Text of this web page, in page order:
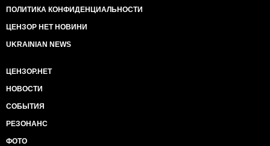
ПОЛИТИКА КОНФИДЕНЦИАЛЬНОСТИ
ЦЕНЗОР НЕТ НОВИНИ
UKRAINIAN NEWS
ЦЕНЗОР.НЕТ
НОВОСТИ
СОБЫТИЯ
РЕЗОНАНС
ФОТО